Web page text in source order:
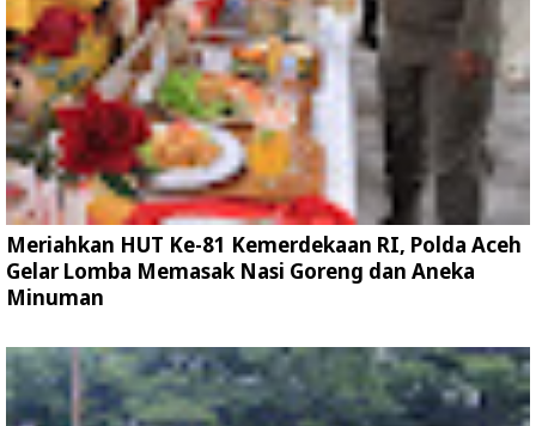
Meriahkan HUT Ke-81 Kemerdekaan RI, Polda Aceh
Gelar Lomba Memasak Nasi Goreng dan Aneka
Minuman